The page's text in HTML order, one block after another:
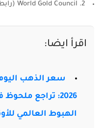
2. World Gold Council (رابط:
اقرأ ايضا:
2026: تراجع
الهبوط العالمي